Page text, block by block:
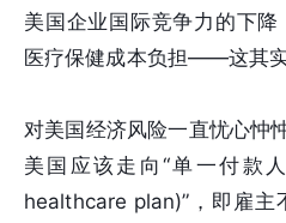
美国企业国际竞争力的下
医疗保健成本负担——这其实
对美国经济风险一直忧心忡
美国应该走向“单一付款
healthcare plan)”，即雇主